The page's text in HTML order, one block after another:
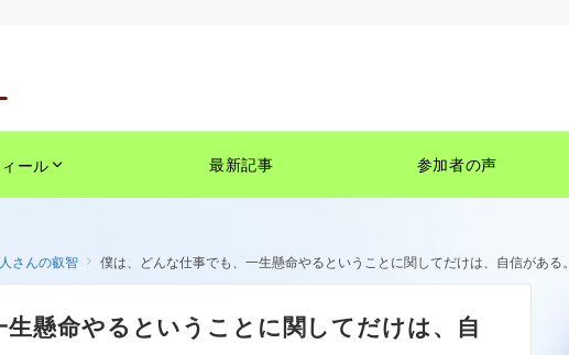
ール 最新記事 参加者の声
さんの叡智 僕は、どんな仕事でも、一生懸命やるということに関してだけは、自信がある。
懸命やるということに関してだけは、自